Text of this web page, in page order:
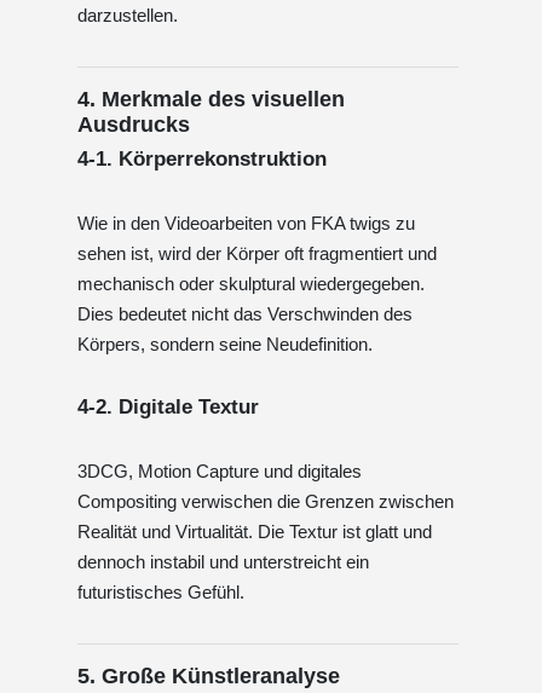
darzustellen.
4. Merkmale des visuellen
Ausdrucks
4-1. Körperrekonstruktion
Wie in den Videoarbeiten von FKA twigs zu
sehen ist, wird der Körper oft fragmentiert und
mechanisch oder skulptural wiedergegeben.
Dies bedeutet nicht das Verschwinden des
Körpers, sondern seine Neudefinition.
4-2. Digitale Textur
3DCG, Motion Capture und digitales
Compositing verwischen die Grenzen zwischen
Realität und Virtualität. Die Textur ist glatt und
dennoch instabil und unterstreicht ein
futuristisches Gefühl.
5. Große Künstleranalyse